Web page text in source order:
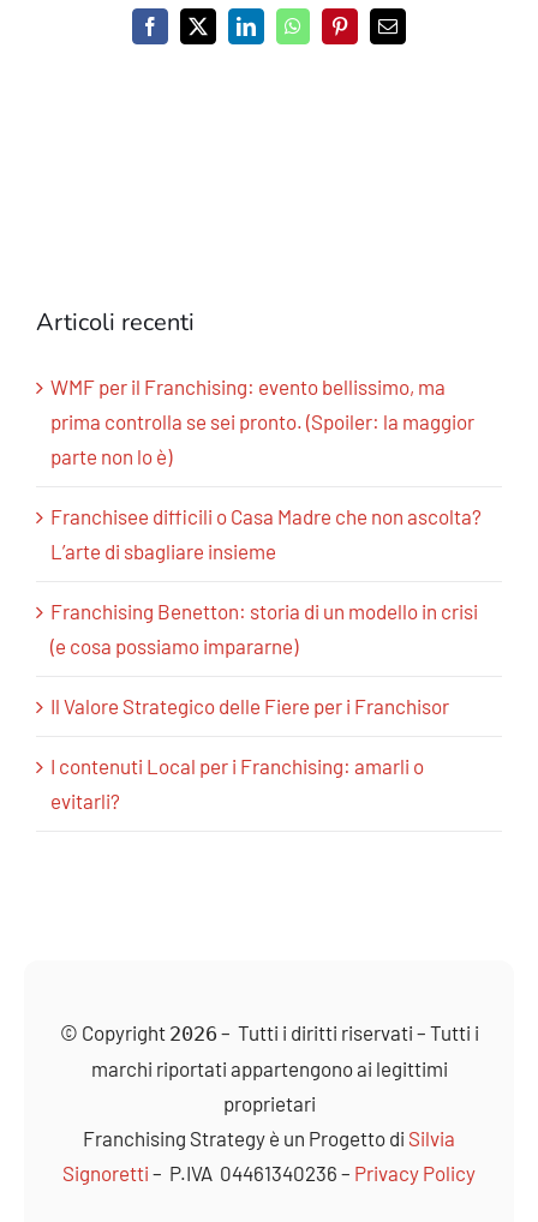
Facebook
X LinkedInWhatsAppPinterestEmail
Articoli recenti
WMF per il Franchising: evento bellissimo, ma
prima controlla se sei pronto. (Spoiler: la maggior
parte non lo è)
Franchisee difficili o Casa Madre che non ascolta?
L’arte di sbagliare insieme
Franchising Benetton: storia di un modello in crisi
(e cosa possiamo impararne)
Il Valore Strategico delle Fiere per i Franchisor
I contenuti Local per i Franchising: amarli o
evitarli?
© Copyright 2026 – Tutti i diritti riservati – Tutti i
marchi riportati appartengono ai legittimi
proprietari
Franchising Strategy è un Progetto di Silvia
Signoretti – P.IVA 04461340236 – Privacy Policy